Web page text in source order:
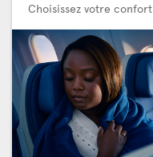
Choisissez votre confort